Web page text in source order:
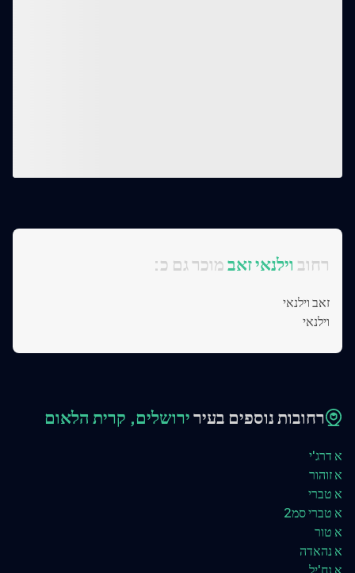
:רחוב וילנאי זאבמוכר גם כ
זאב וילנאי
וילנאי
רחובות נוספים בעירירושלים, קרית הלאום
א דרג'י
א זוהור
א טברי
א טברי סמ2
א טור
א נהאדה
א נח'יל